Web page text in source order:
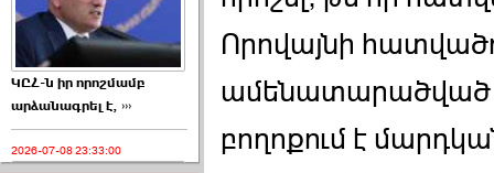
ԿԸՀ-ն իր որոշմամբ
արձանագրել է, ›››
2026-07-08 23:33:00
Որովայնի
ամենատարածված
բողոքում է